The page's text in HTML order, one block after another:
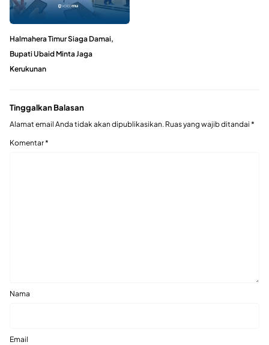
Halmahera Timur Siaga Damai,
Bupati Ubaid Minta Jaga
Kerukunan
Tinggalkan Balasan
Alamat email Anda tidak akan dipublikasikan. Ruas yang wajib ditandai *
Komentar*
Nama
Email